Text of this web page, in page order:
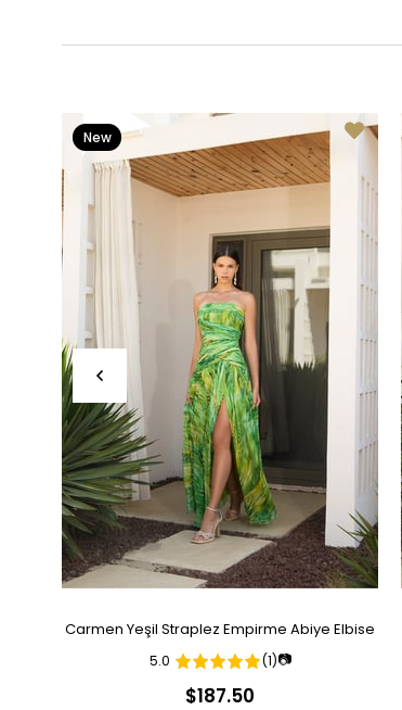
Carmen Yeşil Straplez Empirme Abiye Elbise
5.0 (1)📷
$187.50
New
Item